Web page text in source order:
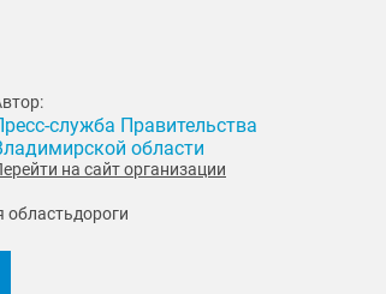
служба Правительства
области
на сайт организации
областьдороги